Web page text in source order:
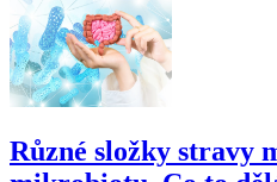
Různé složky stravy